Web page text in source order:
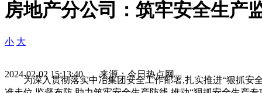
房地产分公司：筑牢安全生产
小 大
2024-02-02 15:13:40 来源：今日热点网
为深入贯彻落实中冶集团安全工作部署,扎实推进“狠抓